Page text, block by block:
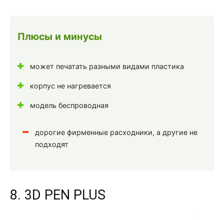
Плюсы и минусы
может печатать разными видами пластика
корпус не нагревается
модель беспроводная
дорогие фирменные расходники, а другие не
подходят
8. 3D PEN PLUS